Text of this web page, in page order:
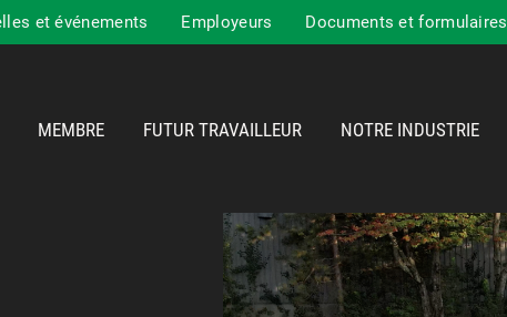
et événements Employeurs Documents et formulaires
MEMBRE FUTUR TRAVAILLEUR NOTRE INDUSTRIE